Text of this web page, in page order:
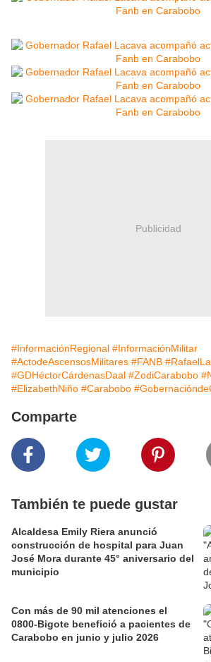
Publicidad
#InformaciónRegional #InformaciónMilitar
#ActodeAscensosMilitares #FANB
#GDHéctorCárdenasDaal #ZodiCarabobo
#ElizabethNiño #Carabobo
Comparte
También te puede gustar
Alcaldesa Emily Riera anunció
construcción de hospital para Juan
José Mora durante 45° aniversario del
municipio
Con más de 90 mil atenciones el
0800-Bigote benefició a pacientes de
Carabobo en junio y julio 2026